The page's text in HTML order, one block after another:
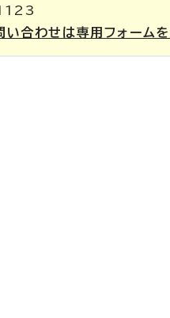
合わせは専用フォームを